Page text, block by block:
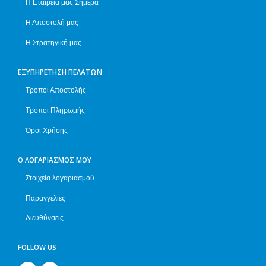
Η Εταιρεία μας Σήμερα
Η Αποστολή μας
Η Στρατηγική μας
ΕΞΥΠΗΡΈΤΗΣΗ ΠΕΛΑΤΏΝ
Τρόποι Αποστολής
Τρόποι Πληρωμής
Όροι Χρήσης
Ο ΛΟΓΑΡΙΑΣΜΌΣ ΜΟΥ
Στοιχεία λογαριασμού
Παραγγελίες
Διευθύνσεις
FOLLOW US